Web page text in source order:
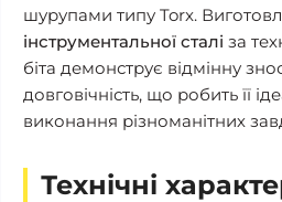
шурупами типу Torx.
інструментальної сталі за
біта демонструє відмінну
довговічність, що робить її
виконання різноманітних
Технічні